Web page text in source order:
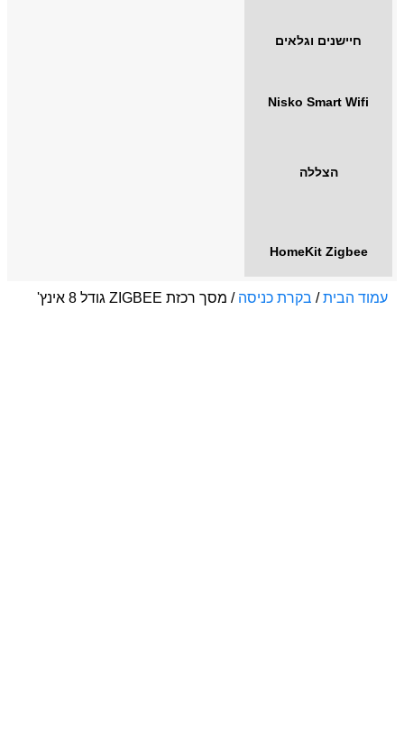
חיישנים וגלאים
Nisko Smart Wifi
הצללה
HomeKit Zigbee
עמוד הבית/ בקרת כניסה / מסך רכזת ZIGBEE גודל 8 אינץ'